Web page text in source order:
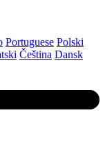
Portuguese Polski
Čeština Dansk